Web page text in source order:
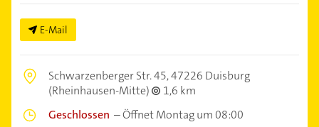
E-Mail
Schwarzenberger Str. 45,47226 Duisburg
(Rheinhausen-Mitte)
1,6 km
Geschlossen –Öffnet Montag um 08:00